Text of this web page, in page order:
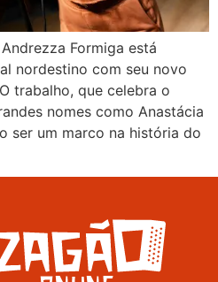
Formiga está
nordestino com seu novo
trabalho, que celebra o
nomes como Anastácia
ser um marco na história do